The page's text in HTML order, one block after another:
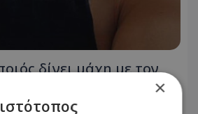
δίνει μάχη με τον
για νέα θεραπεία» - Η
ανέβασε από το
×